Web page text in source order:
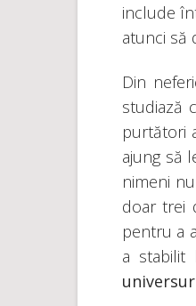
include
atunci să
Din
studiază
purtători
ajung să
nimeni
doar trei
pentru a
a stabilit